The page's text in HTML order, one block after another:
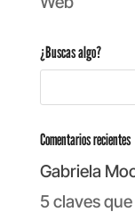
¿Buscas algo?
Comentarios recientes
Gabriela
5 claves